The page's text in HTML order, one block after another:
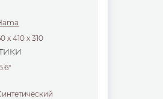
Hama
60 x410 x310